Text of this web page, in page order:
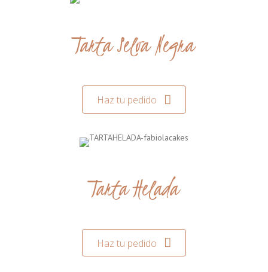
Tarta Selva Negra
Haz tu pedido
Tarta Helada
Haz tu pedido